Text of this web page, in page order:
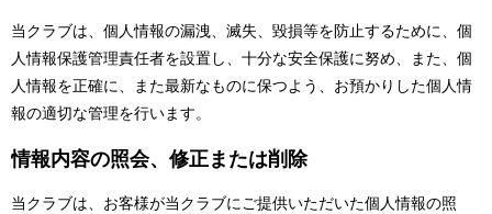
当クラブは、個人情報の漏洩、滅失、毀損等を防止するために、個
人情報保護管理責任者を設置し、十分な安全保護に努め、また、個
人情報を正確に、また最新なものに保つよう、お預かりした個人情
報の適切な管理を行います。
情報内容の照会、修正または削除
当クラブは、お客様が当クラブにご提供いただいた個人情報の照